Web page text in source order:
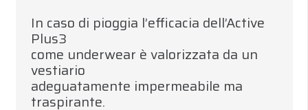
In caso di pioggia l’efficacia dell’Active
Plus3
come underwear è valorizzata da un
vestiario
adeguatamente impermeabile ma
traspirante.